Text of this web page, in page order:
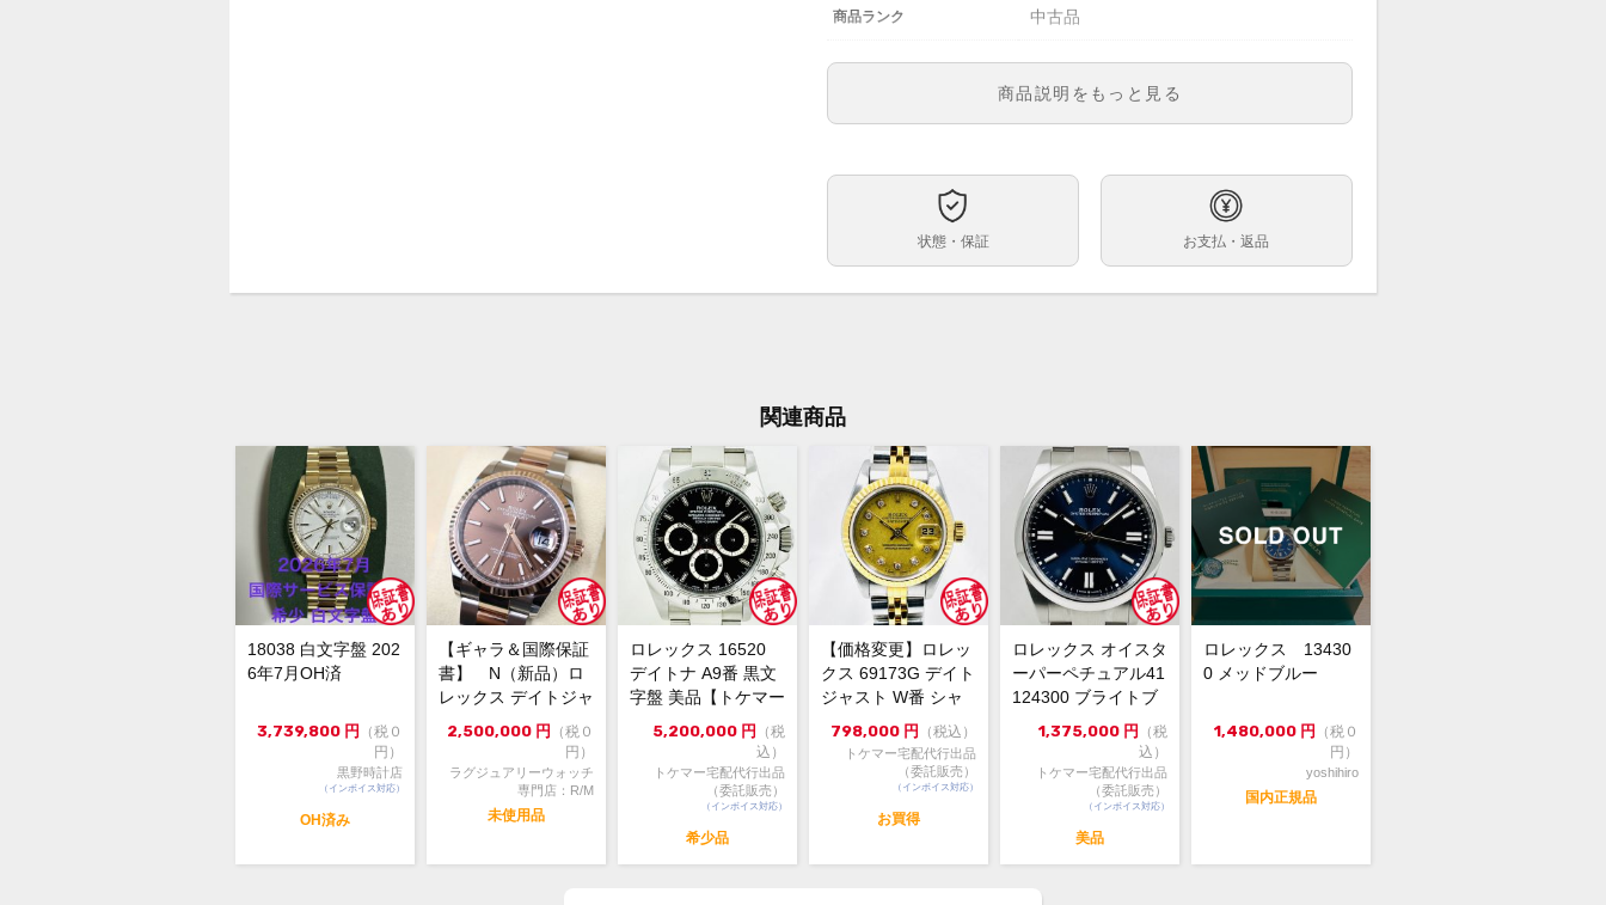
商品ランク 中古品
参考定価
ムーブメント
ケースサイズ
付属品
状態
中古品の為、若干の使用感・擦れ・汚れ・
焼け・ダメージがございますので、予めご
了承の上ご注文ください。
高さ:約8.5cm →6個
コメント
・通信販売限定商品の為、実物の確認や他
店へのお取り寄せは出来かねます。
お問い合わせは『出品者へ質問する』タブ
よりお願い致します。
・『鑑定前・ 未鑑定（大黒屋の鑑定後のお
届けになります）』の表示がござますが、
こちらの商品はトケマーの鑑定が出来ない
商品説明をもっと見る
状態・保証 お支払・返品
関連商品
18038 白文字盤 202
6年7月OH済
3,739,800 円
（税０
円）
黒野時計店
（インボイス対応）
OH済み
【ギャラ＆国際保証
書】 N（新品）ロ
レックス デイトジャ
スト126231 36m...
2,500,000 円
（税０
円）
ラグジュアリーウォッチ
専門店：R/M
未使用品
ロレックス 16520
デイトナ A9番 黒文
字盤 美品【トケマー
宅配出品（委託販...
5,200,000 円
（税
込）
トケマー宅配代行出品
（委託販売）
（インボイス対応）
希少品
【価格変更】ロレッ
クス 69173G デイト
ジャスト W番 シャ
ンパンゴールド 中...
798,000 円 （税込）
トケマー宅配代行出品
（委託販売）
（インボイス対応）
お買得
ロレックス オイスタ
ーパーペチュアル41
124300 ブライトブ
ルー 2024年...
1,375,000 円
（税
込）
トケマー宅配代行出品
（委託販売）
（インボイス対応）
美品
ロレックス 13430
0 メッドブルー
1,480,000 円
（税０
円）
yoshihiro
国内正規品